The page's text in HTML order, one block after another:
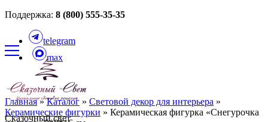
Поддержка: 8 (800) 555-35-35
telegram
max
Сказочный свет
Главная»Каталог » Световой декор для интерьера »
Керамические фигурки » Керамическая фигурка «Снегурочка